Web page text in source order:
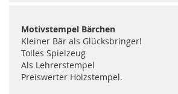
Motivstempel Bärchen
Kleiner Bär als Glücksbringer!
Tolles Spielzeug
Als Lehrerstempel
Preiswerter Holzstempel.